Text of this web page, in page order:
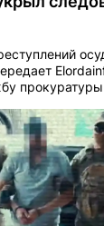
прокуратуры